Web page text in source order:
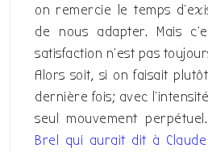
on remercie le temps
de nous adapter. Mais
satisfaction n’est pas
Alors soit, si on faisait
dernière fois; avec
seul mouvement perpétuel.
Brel qui aurait dit à